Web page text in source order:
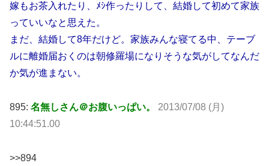
嫁もお茶入れたり、ﾒｼ作ったりして、結婚して初めて家族
っていいなと思えた。
まだ、結婚して8年だけど。家族みんな寝てる中、テーブ
ルに離婚届おくのは朝修羅場になりそうな気がしてなんだ
か気が進まない。
895: 名無しさん＠お腹いっぱい。 2013/07/08 (月)
10:44:51.00
>>894